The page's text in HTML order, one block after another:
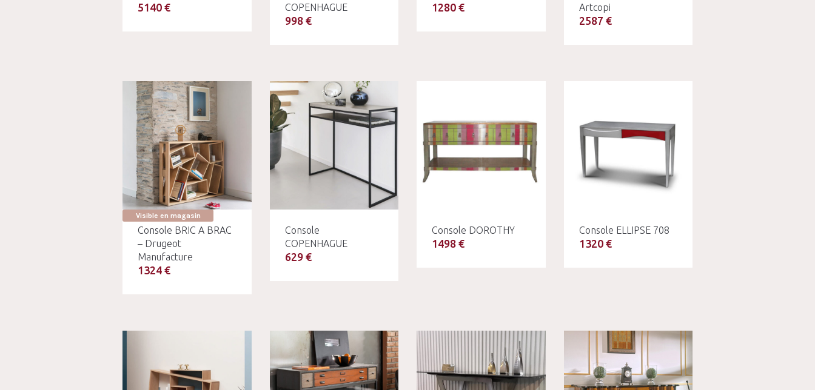
5140 €
COPENHAGUE
998 €
1280 €
Artcopi
2587 €
Visible en magasin
Console BRIC A BRAC
– Drugeot
Manufacture
1324 €
Console
COPENHAGUE
629 €
Console DOROTHY
1498 €
Console ELLIPSE 708
1320 €